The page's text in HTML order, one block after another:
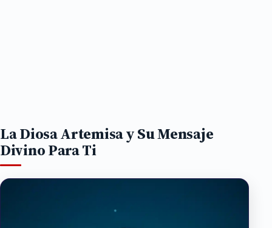
La Diosa Artemisa y Su Mensaje
Divino Para Ti